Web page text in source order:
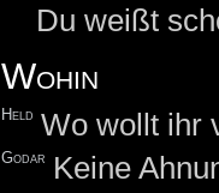
Du weißt
Wohin
Held Wo wollt ihr
Godar Keine